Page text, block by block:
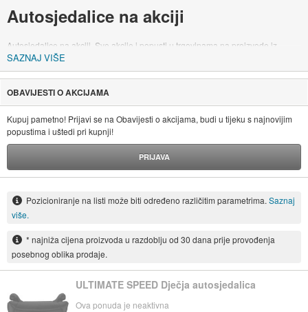
Autosjedalice na akciji
Autosjedalice na akciji. Sve akcije i popusti u trgovinama na proizvode iz
kategorije autosjedalice.
SAZNAJ VIŠE
OBAVIJESTI O AKCIJAMA
Kupuj pametno! Prijavi se na Obavijesti o akcijama, budi u tijeku s najnovijim
popustima i uštedi pri kupnji!
PRIJAVA
Pozicioniranje na listi može biti određeno različitim parametrima. Saznaj
više.
* najniža cijena proizvoda u razdoblju od 30 dana prije provođenja
posebnog oblika prodaje.
ULTIMATE SPEED Dječja autosjedalica
Ova ponuda je neaktivna